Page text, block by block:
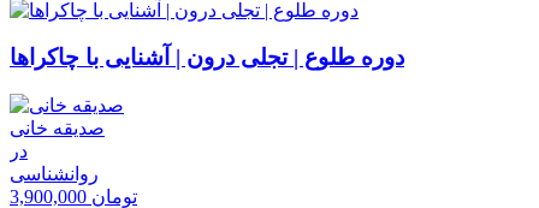
دوره طلوع | تجلی درون | آشنایی با چاکراها
صدیقه خانی
در
روانشناسی
3,900,000 تومان